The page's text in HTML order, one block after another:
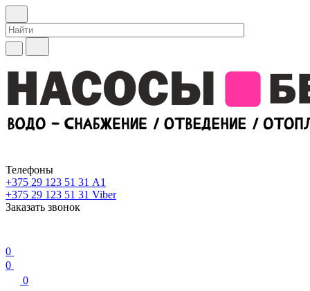
Телефоны
+375 29 123 51 31 А1
+375 29 123 51 31 Viber
Заказать звонок
0
0
0